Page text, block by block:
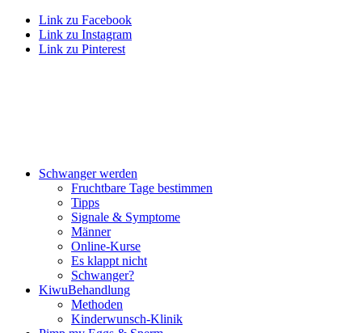
Link zu Facebook
Link zu Instagram
Link zu Pinterest
Schwan­ger wer­den
Frucht­ba­re Tage bestim­men
Tipps
Signa­le & Sym­pto­me
Män­ner
Online-Kur­se
Es klappt nicht
Schwan­ger?
Kiwu­Be­hand­lung
Metho­den
Kin­der­wunsch-Kli­nik